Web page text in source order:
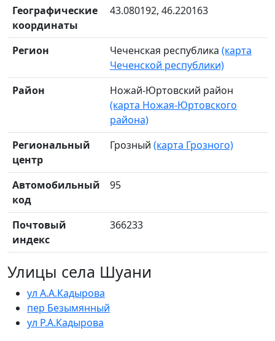
Географические
координаты
43.080192, 46.220163
Регион Чеченская республика (карта
Чеченской республики)
Район
Ножай-Юртовский район
(карта Ножая-Юртовского
района)
Региональный
центр
Грозный (карта Грозного)
Автомобильный
код
95
Почтовый
индекс
366233
Улицы села Шуани
ул А.А.Кадырова
пер Безымянный
ул Р.А.Кадырова